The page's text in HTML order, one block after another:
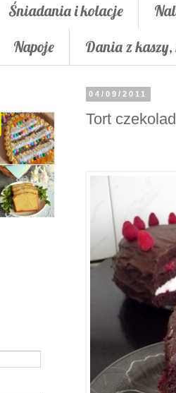
Śniadania i kolacje
Napoje Dania z
04/09/2011
Tort